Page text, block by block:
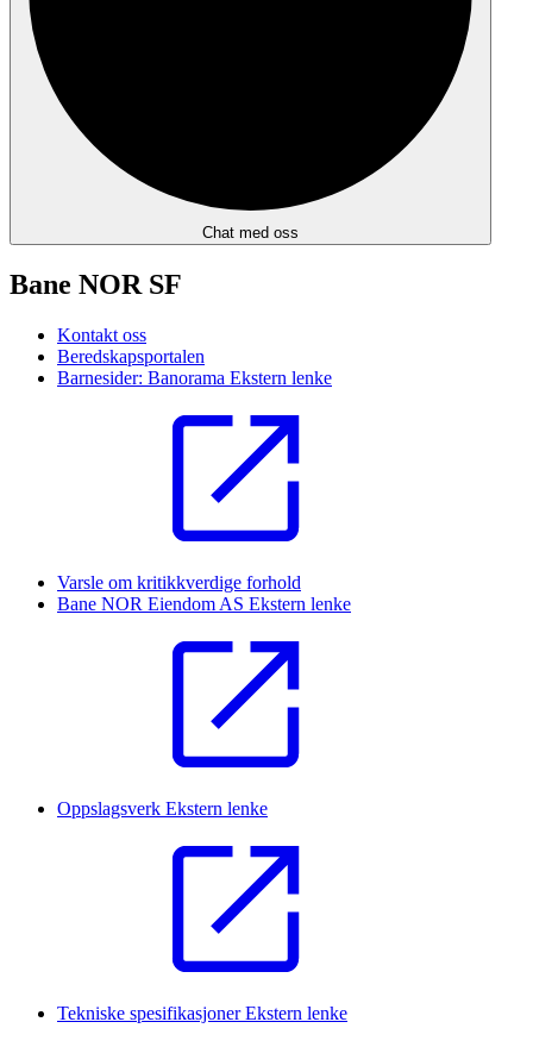
Chat med oss
Bane NOR SF
Kontakt oss
Beredskapsportalen
Barnesider: Banorama Ekstern lenke
Varsle om kritikkverdige forhold
Bane NOR Eiendom AS Ekstern lenke
Oppslagsverk Ekstern lenke
Tekniske spesifikasjonerEkstern lenke